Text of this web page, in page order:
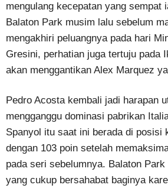
mengulang kecepatan yang sempat
Balaton Park musim lalu sebelum
mengakhiri peluangnya pada hari
Gresini, perhatian juga tertuju pada
akan menggantikan Alex Marquez
Pedro Acosta kembali jadi harapan
mengganggu dominasi pabrikan
Spanyol itu saat ini berada di posisi
dengan 103 poin setelah
pada seri sebelumnya. Balaton
yang cukup bersahabat baginya